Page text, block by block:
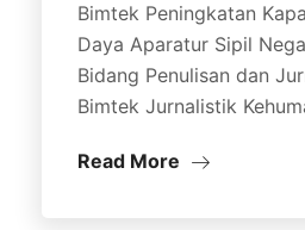
Bimtek Peningkatan
Daya Aparatur Sipil
Bidang Penulisan dan
Bimtek Jurnalistik
Read More